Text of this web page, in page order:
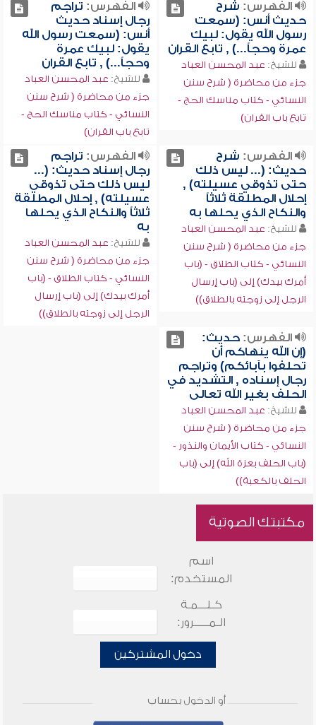
الفهرس: شرح
حديث أنس: (سمعت
رسول الله يقول: لبيك
عمرة وحجاً...) , تابع القران
للشيخ: عبد المحسن العباد
جزء من محاضرة ( شرح سنن
النسائي - كتاب مناسك الحج -
تابع باب القران)
الفهرس: تراجم
رجال إسناد حديث
أنس: (سمعت رسول الله
يقول: لبيك عمرة
وحجاً...) , تابع القران
للشيخ: عبد المحسن العباد
جزء من محاضرة ( شرح سنن
النسائي - كتاب مناسك الحج -
تابع باب القران)
الفهرس: شرح
حديث: (... ليس ذلك
حتى تذوقي عسيلته) ,
إحلال المطلقة ثلاثاً
والنكاح الذي يحلها به
للشيخ: عبد المحسن العباد
جزء من محاضرة ( شرح سنن
النسائي - كتاب الطلاق - (باب
أمرك بيدك) إلى (باب إرسال
الرجل إلى زوجته بالطلاق))
الفهرس: تراجم
رجال إسناد حديث: (...
ليس ذلك حتى تذوقي
عسيلته) , إحلال المطلقة
ثلاثاً والنكاح الذي يحلها
به
للشيخ: عبد المحسن العباد
جزء من محاضرة ( شرح سنن
النسائي - كتاب الطلاق - (باب
أمرك بيدك) إلى (باب إرسال
الرجل إلى زوجته بالطلاق))
الفهرس:حديث:
(إن الله ينهاكم أن
تحلفوا بآبائكم) وتراجم
رجال إسناده , التشديد في
الحلف بغير الله تعالى
للشيخ: عبد المحسن العباد
جزء من محاضرة ( شرح سنن
النسائي - كتاب الأيمان والنذور -
(باب الحلف بعزة الله) إلى (باب
الحلف بالكعبة))
مكتبتك الصوتية
اسم
المستخدم:
كـلـــمـة
الـمـــــرور:
دخول المشتركين
أو الدخول بحساب